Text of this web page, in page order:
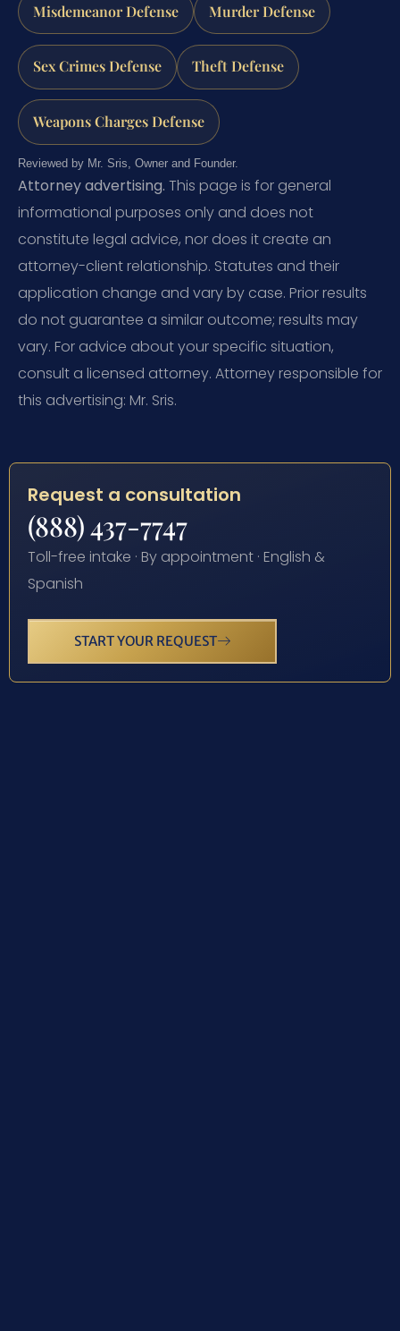
Misdemeanor Defense Murder Defense
Sex Crimes Defense Theft Defense
Weapons Charges Defense
Reviewed by Mr. Sris, Owner and Founder.
Attorney advertising. This page is for general
informational purposes only and does not
constitute legal advice, nor does it create an
attorney-client relationship. Statutes and their
application change and vary by case. Prior results
do not guarantee a similar outcome; results may
vary. For advice about your specific situation,
consult a licensed attorney. Attorney responsible for
this advertising: Mr. Sris.
Request a consultation
(888) 437-7747
Toll-free intake · By appointment · English &
Spanish
START YOUR REQUEST